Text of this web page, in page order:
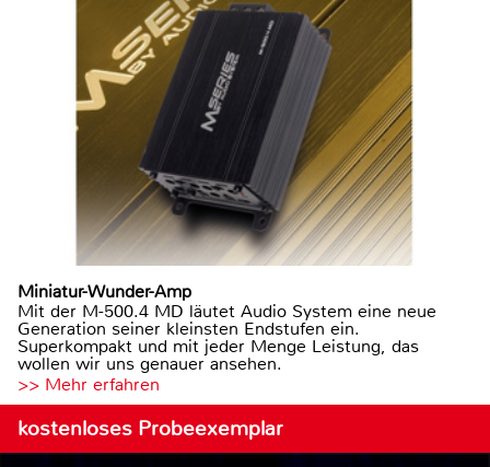
Miniatur-Wunder-Amp
Mit der M-500.4 MD läutet Audio System eine neue
Generation seiner kleinsten Endstufen ein.
Superkompakt und mit jeder Menge Leistung, das
wollen wir uns genauer ansehen.
>> Mehr erfahren
kostenloses Probeexemplar